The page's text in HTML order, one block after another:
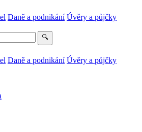
Daně a podnikání Úvěry a půjčky
🔍
Daně a podnikání Úvěry a půjčky